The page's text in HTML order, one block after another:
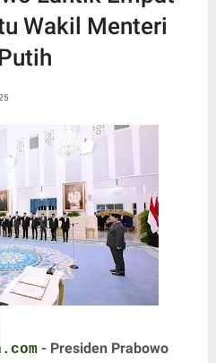
Wakil Menteri
- Presiden Prabowo